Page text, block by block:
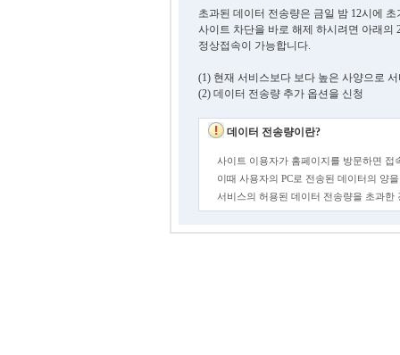
초과된 데이터 전송량은 금일 밤 12시에
사이트 차단을 바로 해제 하시려면 아래의
정상접속이 가능합니다.
(1) 현재 서비스보다 보다 높은 사양으로
(2) 데이터 전송량 추가 옵션을 신청
데이터 전송량이란?
사이트 이용자가 홈페이지를 방문하면 접
이때 사용자의 PC로 전송된 데이터의 양
서비스의 허용된 데이터 전송량을 초과